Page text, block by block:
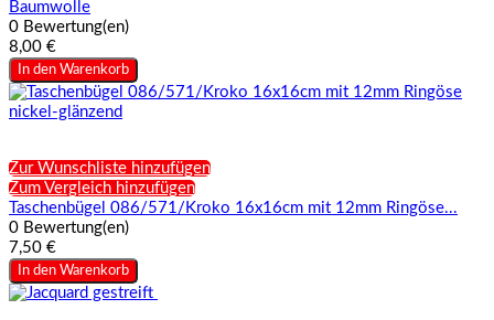
Baumwolle
0 Bewertung(en)
8,00 €
In den Warenkorb
Zur Wunschliste hinzufügen
Zum Vergleich hinzufügen
Taschenbügel 086/571/Kroko 16x16cm mit 12mm Ringöse...
0 Bewertung(en)
7,50 €
In den Warenkorb